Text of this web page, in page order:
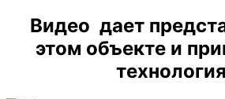
Видео дает
этом объекте и